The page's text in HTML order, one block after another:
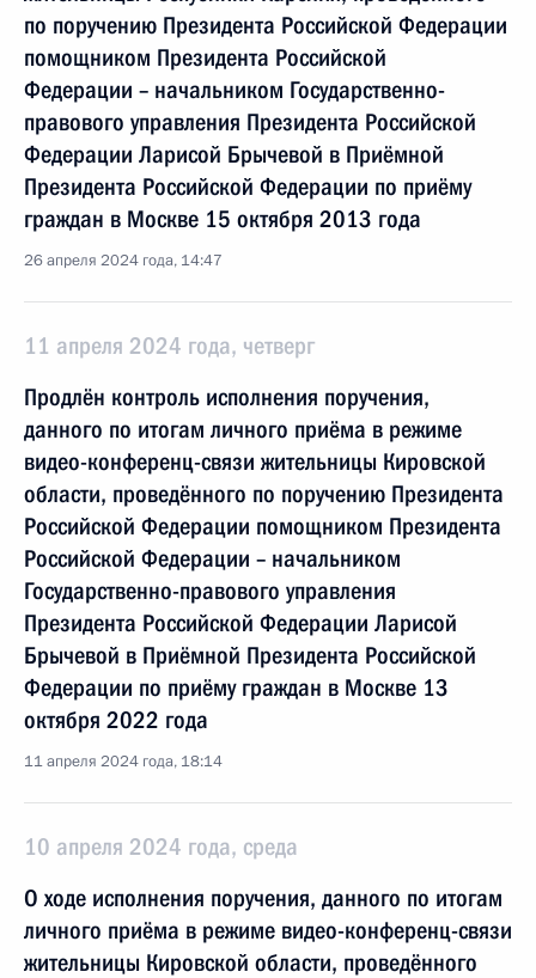
по поручению Президента Российской Федерации
помощником Президента Российской
Федерации – начальником Государственно-
правового управления Президента Российской
Федерации Ларисой Брычевой в Приёмной
Президента Российской Федерации по приёму
граждан в Москве 15 октября 2013 года
26 апреля 2024 года, 14:47
11 апреля 2024 года, четверг
Продлён контроль исполнения поручения,
данного по итогам личного приёма в режиме
видео-конференц-связи жительницы Кировской
области, проведённого по поручению Президента
Российской Федерации помощником Президента
Российской Федерации – начальником
Государственно-правового управления
Президента Российской Федерации Ларисой
Брычевой в Приёмной Президента Российской
Федерации по приёму граждан в Москве 13
октября 2022 года
11 апреля 2024 года, 18:14
10 апреля 2024 года, среда
О ходе исполнения поручения, данного по итогам
личного приёма в режиме видео-конференц-связи
жительницы Кировской области, проведённого